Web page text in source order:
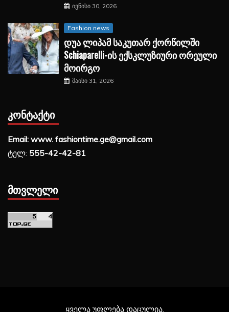
ივნისი 30, 2026
Fashion news
დუა ლიპამ საკუთარ ქორწილში
Schiaparelli-ის ექსკლუზიური ორეული
მოირგო
მაისი 31, 2026
ᲙᲝᲜᲢᲐᲥᲢᲘ
Email: www. fashiontime.ge@gmail.com
ტელ: 555-42-42-81
ᲛᲗᲕᲚᲔᲚᲘ
ყველა უფლება დაცულია.